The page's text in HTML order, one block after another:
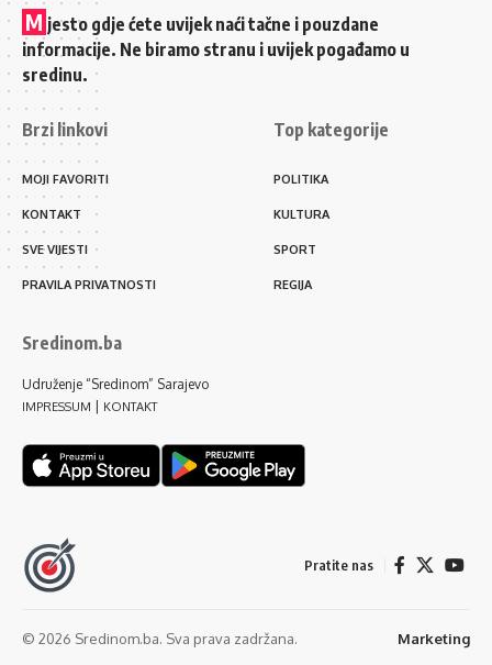
M jesto gdje ćete uvijek naći tačne i pouzdane
informacije. Ne biramo stranu i uvijek pogađamo u
sredinu.
Brzi linkovi
MOJI FAVORITI
KONTAKT
SVE VIJESTI
PRAVILA PRIVATNOSTI
Top kategorije
POLITIKA
KULTURA
SPORT
REGIJA
Sredinom.ba
Udruženje “Sredinom” Sarajevo
IMPRESSUM KONTAKT
Pratite nas
© 2026 Sredinom.ba. Sva prava zadržana. Marketing